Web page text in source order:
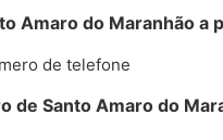
Amaro do Maranhão a
de telefone
de Santo Amaro do